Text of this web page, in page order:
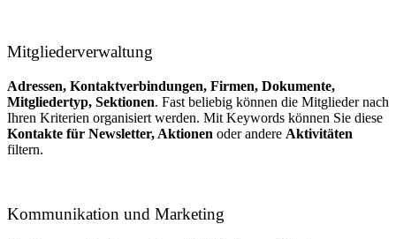
Mitgliederverwaltung
Adressen, Kontaktverbindungen, Firmen, Dokumente,
Mitgliedertyp, Sektionen. Fast beliebig können die Mitglieder nach
Ihren Kriterien organisiert werden. Mit Keywords können Sie diese
Kontakte für Newsletter, Aktionen oder andere Aktivitäten
filtern.
Kommunikation und Marketing